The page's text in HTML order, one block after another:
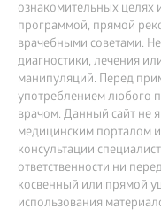
ознакомительных целях
программой, прямой
врачебными советами.
диагностики, лечения
манипуляций. Перед
употреблением любого
врачом. Данный сайт не
медицинским порталом
консультации
ответственности ни
косвенный или прямой
использования